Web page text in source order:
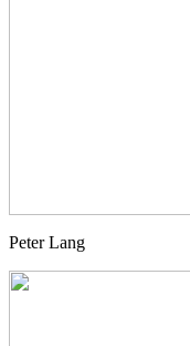
Peter Lang